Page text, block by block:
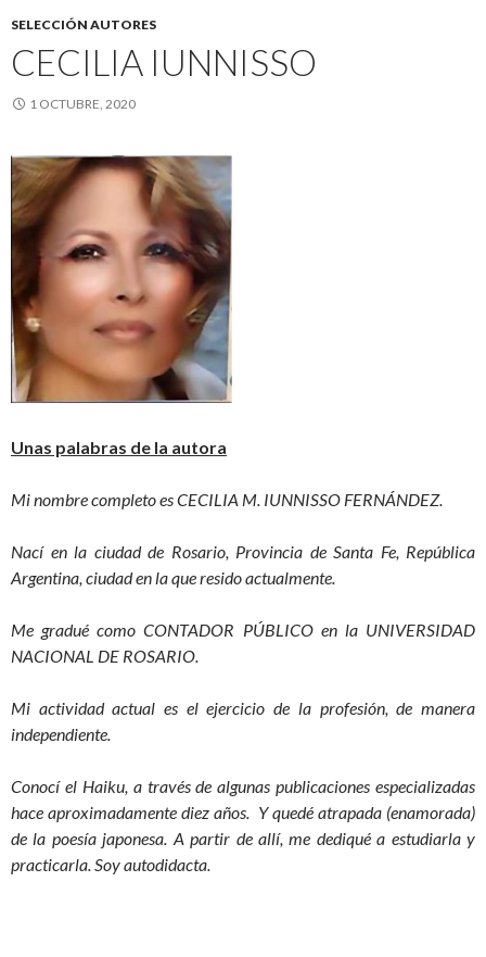
SELECCIÓN AUTORES
CECILIA IUNNISSO
1 OCTUBRE, 2020
Unas palabras de la autora
Mi nombre completo es CECILIA M. IUNNISSO FERNÁNDEZ.
Nací en la ciudad de Rosario, Provincia de Santa Fe, República
Argentina, ciudad en la que resido actualmente.
Me gradué como CONTADOR PÚBLICO en la UNIVERSIDAD
NACIONAL DE ROSARIO.
Mi actividad actual es el ejercicio de la profesión, de manera
independiente.
Conocí el Haiku, a través de algunas publicaciones especializadas
hace aproximadamente diez años. Y quedé atrapada (enamorada)
de la poesía japonesa. A partir de allí, me dediqué a estudiarla y
practicarla. Soy autodidacta.